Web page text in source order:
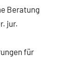
Beratung
jur.
für